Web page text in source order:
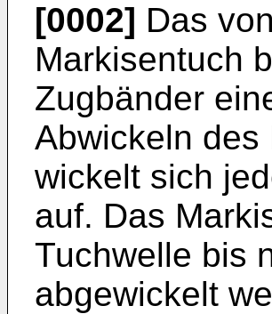
[0002] Das
Markisentuch
Zugbänder
Abwickeln des
wickelt sich
auf. Das
Tuchwelle bis
abgewickelt